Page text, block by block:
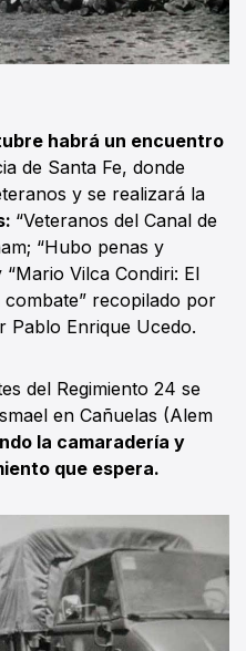
habrá un encuentro
de Santa Fe, donde
y se realizará la
“Veteranos del Canal de
“Hubo penas y
“Mario Vilca Condiri: El
recopilado por
Pablo Enrique Ucedo.
del Regimiento 24 se
en Cañuelas (Alem
la camaradería y
que espera.